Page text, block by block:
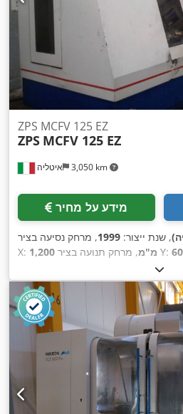
איטליה 3,050 km
ZPS MCFV 125 EZ
ZPS MCFV 125 EZ
מידע על מחיר
, שנת ייצור: 1999, מרחק נסיעה בציר
X:
1,200 מ"מ , מרחק תנועה בציר Y:
3,000 סל"ד , מספר צירים:3